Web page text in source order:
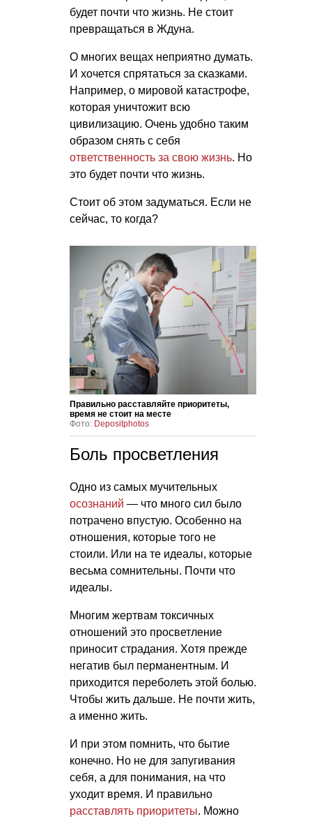
будет почти что жизнь. Не стоит
превращаться в Ждуна.
О многих вещах неприятно думать.
И хочется спрятаться за сказками.
Например, о мировой катастрофе,
которая уничтожит всю
цивилизацию. Очень удобно таким
образом снять с себя
ответственность за свою жизнь. Но
это будет почти что жизнь.
Стоит об этом задуматься. Если не
сейчас, то когда?
Правильно расставляйте приоритеты,
время не стоит на месте
Фото: Depositphotos
Боль просветления
Одно из самых мучительных
осознаний — что много сил было
потрачено впустую. Особенно на
отношения, которые того не
стоили. Или на те идеалы, которые
весьма сомнительны. Почти что
идеалы.
Многим жертвам токсичных
отношений это просветление
приносит страдания. Хотя прежде
негатив был перманентным. И
приходится переболеть этой болью.
Чтобы жить дальше. Не почти жить,
а именно жить.
И при этом помнить, что бытие
конечно. Но не для запугивания
себя, а для понимания, на что
уходит время. И правильно
расставлять приоритеты. Можно